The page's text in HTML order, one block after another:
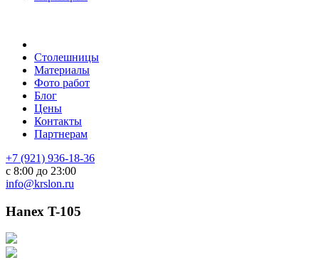
Столешницы
Материалы
Фото работ
Блог
Цены
Контакты
Партнерам
+7 (921) 936-18-36
с 8:00 до 23:00
info@krslon.ru
Hanex T-105